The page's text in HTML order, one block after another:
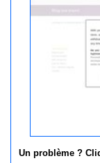
Un problème ?